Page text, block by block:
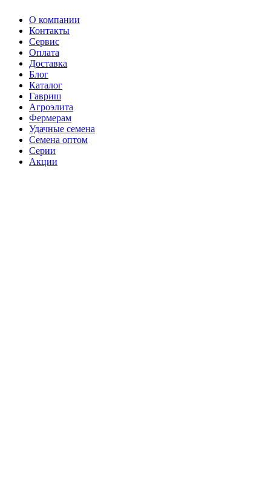
О компании
Контакты
Сервис
Оплата
Доставка
Блог
Каталог
Гавриш
Агроэлита
Фермерам
Удачные семена
Семена оптом
Серии
Акции